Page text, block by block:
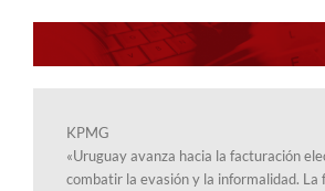
KPMG
«Uruguay avanza hacia la facturación
combatir la evasión y la informalidad. La